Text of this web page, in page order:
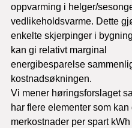
oppvarming i helger/
vedlikeholdsvarme. Dette
enkelte skjerpinger i
kan gi relativt marginal
energibesparelse
kostnadsøkningen.
Vi mener høringsforslaget
har flere elementer som
merkostnader per spart kWh